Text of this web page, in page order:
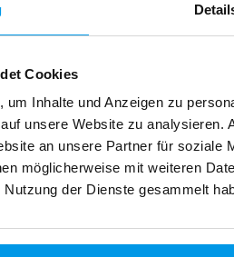
Cookies
um Inhalte und Anzeigen zu
unsere Website zu analysieren.
an unsere Partner für soziale
möglicherweise mit weiteren
der Dienste gesammelt